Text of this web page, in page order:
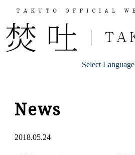
Select Language
News
2018.05.24